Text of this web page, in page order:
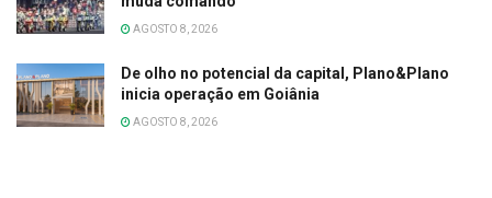
AGOSTO 8, 2026
De olho no potencial da capital, Plano&Plano
inicia operação em Goiânia
AGOSTO 8, 2026